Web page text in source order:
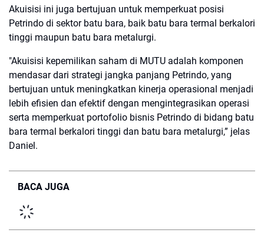
Akuisisi ini juga bertujuan untuk memperkuat posisi
Petrindo di sektor batu bara, baik batu bara termal berkalori
tinggi maupun batu bara metalurgi.
"Akuisisi kepemilikan saham di MUTU adalah komponen
mendasar dari strategi jangka panjang Petrindo, yang
bertujuan untuk meningkatkan kinerja operasional menjadi
lebih efisien dan efektif dengan mengintegrasikan operasi
serta memperkuat portofolio bisnis Petrindo di bidang batu
bara termal berkalori tinggi dan batu bara metalurgi,” jelas
Daniel.
BACA JUGA